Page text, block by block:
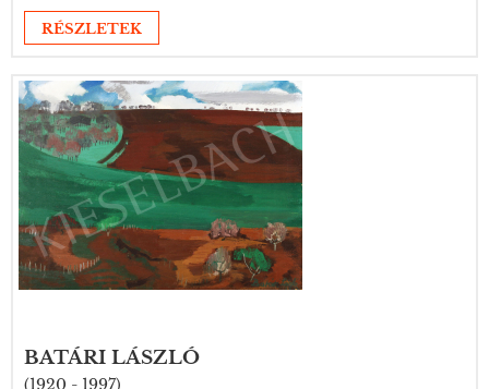
RÉSZLETEK
BATÁRI LÁSZLÓ
(1920 - 1997)